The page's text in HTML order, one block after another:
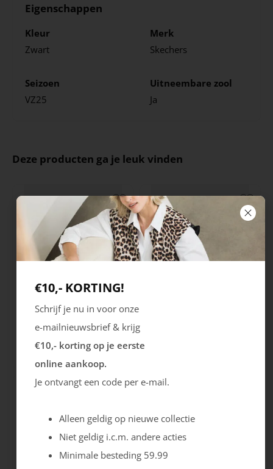
Eigenschappen
Kleur
Zwart
Merk
Skechers
Seizoen
VZ25
Uitneembare zool
Ja
Deze producten ga je leuk vinden
Ecco
€10,- KORTING!
Schrijf je nu in voor onze
e-mailnieuwsbrief & krijg
€10,- korting op je eerste
online aankoop.
Je ontvangt een code per e-mail.
Alleen geldig op nieuwe collectie
Niet geldig i.c.m. andere acties
Minimale besteding 59.99